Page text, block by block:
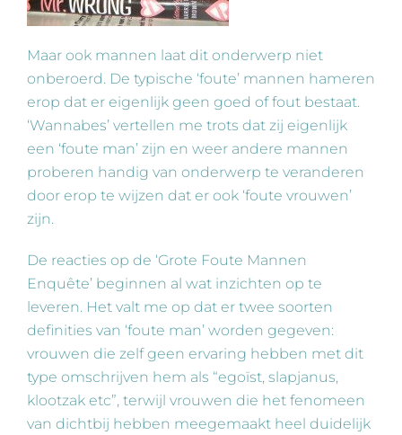
Maar ook mannen laat dit onderwerp niet
onberoerd. De typische ‘foute’ mannen hameren
erop dat er eigenlijk geen goed of fout bestaat.
‘Wannabes’ vertellen me trots dat zij eigenlijk
een ‘foute man’ zijn en weer andere mannen
proberen handig van onderwerp te veranderen
door erop te wijzen dat er ook ‘foute vrouwen’
zijn.
De reacties op de ‘Grote Foute Mannen
Enquête’ beginnen al wat inzichten op te
leveren. Het valt me op dat er twee soorten
definities van ‘foute man’ worden gegeven:
vrouwen die zelf geen ervaring hebben met dit
type omschrijven hem als “egoïst, slapjanus,
klootzak etc”, terwijl vrouwen die het fenomeen
van dichtbij hebben meegemaakt heel duidelijk